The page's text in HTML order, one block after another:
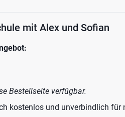
mit Alex und Sofian
Bestellseite verfügbar.
kostenlos und unverbindlich für